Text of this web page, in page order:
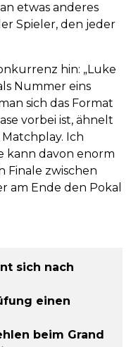
etwas anderes
Spieler, den jeder
hin: „Luke
Nummer eins
sich das Format
vorbei ist, ähnelt
Ich
kann davon enorm
Finale zwischen
am Ende den Pokal
sich nach
einen
beim Grand